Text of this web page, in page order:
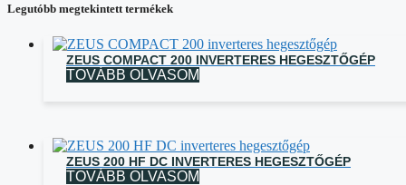
Legutóbb megtekintett termékek
ZEUS COMPACT 200 INVERTERES HEGESZTŐGÉP
TOVÁBB OLVASOM
ZEUS 200 HF DC INVERTERES HEGESZTŐGÉP
TOVÁBB OLVASOM